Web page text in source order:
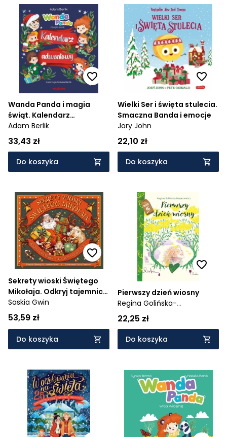
Wanda Panda i magia
świąt. Kalendarz
adwentowy
Adam Berlik
33,43 zł
Do koszyka
Wielki Ser i święta stulecia.
Smaczna Banda i emocje
Jory John
22,10 zł
Do koszyka
Sekrety wioski Świętego
Mikołaja. Odkryj tajemnice,
których strzegą elfy
Saskia Gwin
53,59 zł
Do koszyka
Pierwszy dzień wiosny
Regina Golińska-
Barancewicz
22,25 zł
Do koszyka